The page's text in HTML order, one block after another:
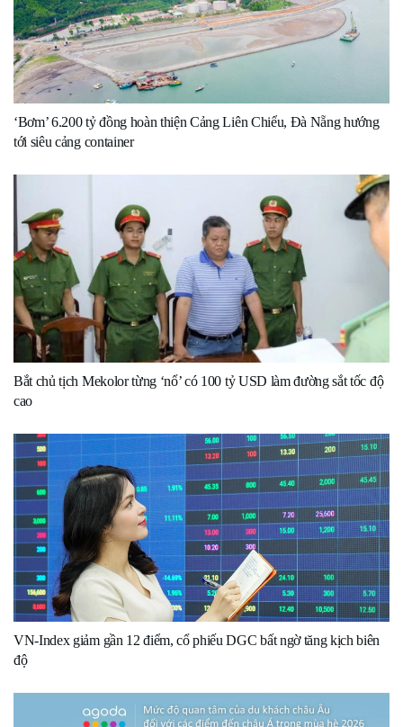
‘Bơm’ 6.200 tỷ đồng hoàn thiện Cảng Liên Chiểu, Đà Nẵng hướng
tới siêu cảng container
Bắt chủ tịch Mekolor từng ‘nổ’ có 100 tỷ USD làm đường sắt tốc độ
cao
VN-Index giảm gần 12 điểm, cổ phiếu DGC bất ngờ tăng kịch biên
độ